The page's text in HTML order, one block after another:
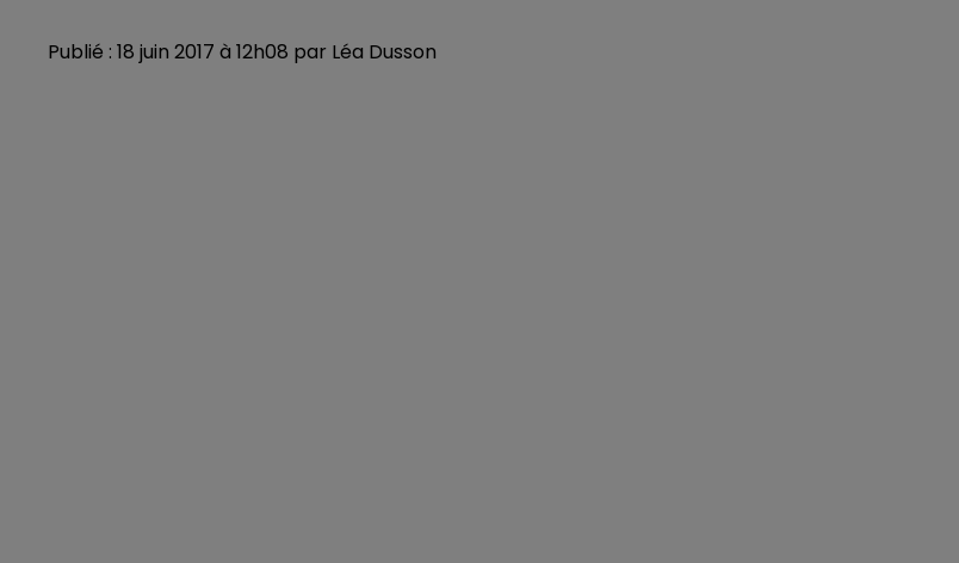
Publié : 18 juin 2017 à 12h08 par Léa Dusson